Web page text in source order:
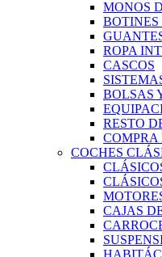
MONOS
BOTINES
ROPA
CASCOS
BOLSAS
RESTO
COMPRA
COCHES
CAJAS